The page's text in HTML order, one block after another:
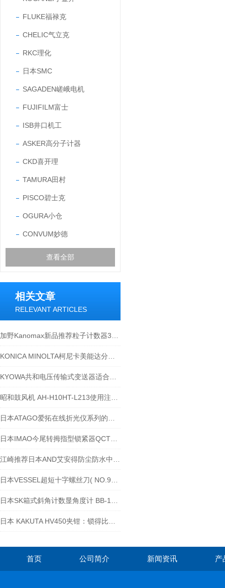
FLUKE福禄克
CHELIC气立克
RKC理化
日本SMC
SAGADEN嵯峨电机
FUJIFILM富士
ISB井口机工
ASKER高分子计器
CKD喜开理
TAMURA田村
PISCO碧士克
OGURA小仓
CONVUM妙德
查看全部
相关文章
RELEVANT ARTICLES
首页 公司简介 新闻资讯 产